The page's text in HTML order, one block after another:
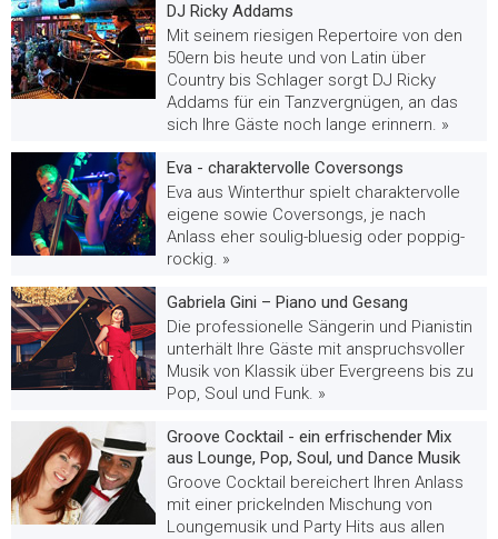
DJ Ricky Addams
Mit seinem riesigen Repertoire von den
50ern bis heute und von Latin über
Country bis Schlager sorgt DJ Ricky
Addams für ein Tanzvergnügen, an das
sich Ihre Gäste noch lange erinnern. »
Eva - charaktervolle Coversongs
Eva aus Winterthur spielt charaktervolle
eigene sowie Coversongs, je nach
Anlass eher soulig-bluesig oder poppig-
rockig. »
Gabriela Gini – Piano und Gesang
Die professionelle Sängerin und Pianistin
unterhält Ihre Gäste mit anspruchsvoller
Musik von Klassik über Evergreens bis zu
Pop, Soul und Funk. »
Groove Cocktail - ein erfrischender Mix
aus Lounge, Pop, Soul, und Dance Musik
Groove Cocktail bereichert Ihren Anlass
mit einer prickelnden Mischung von
Loungemusik und Party Hits aus allen